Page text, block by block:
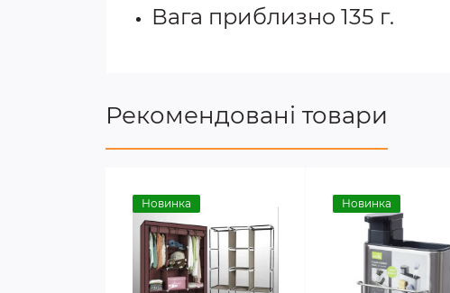
Вага приблизно 135 г.
Рекомендовані товари
Новинка Новинка